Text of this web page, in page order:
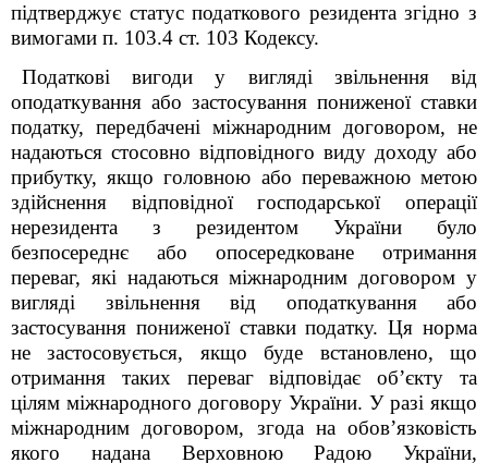
підтверджує статус податкового резидента згідно з
вимогами п. 103.4 ст. 103 Кодексу.
Податкові вигоди у вигляді звільнення від
оподаткування або застосування пониженої ставки
податку, передбачені міжнародним договором, не
надаються стосовно відповідного виду доходу або
прибутку, якщо головною або переважною метою
здійснення відповідної господарської операції
нерезидента з резидентом України було
безпосереднє або опосередковане отримання
переваг, які надаються міжнародним договором у
вигляді звільнення від оподаткування або
застосування пониженої ставки податку. Ця норма
не застосовується, якщо буде встановлено, що
отримання таких переваг відповідає об’єкту та
цілям міжнародного договору України. У разі якщо
міжнародним договором, згода на обов’язковість
якого надана Верховною Радою України,